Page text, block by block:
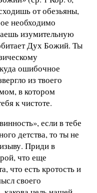
от обезьяны,
необходимо
изумительную
Дух Божий. Ты
ошибочное
из твоего
в котором
к чистоте.
если в тебе
детства, то ты не
Приди в
что еще
что есть кротость и
своего